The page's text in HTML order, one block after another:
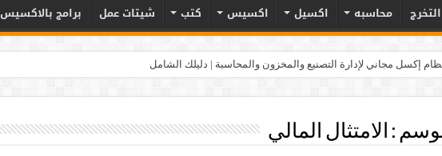
محاسبه اكسيل اكسيس كتب شيتات عمل برامج بالاكسيس
إكسل مجاني لإدارة التصنيع والمخزون والمحاسبة | دليلك الشامل
: الامتثال المالي